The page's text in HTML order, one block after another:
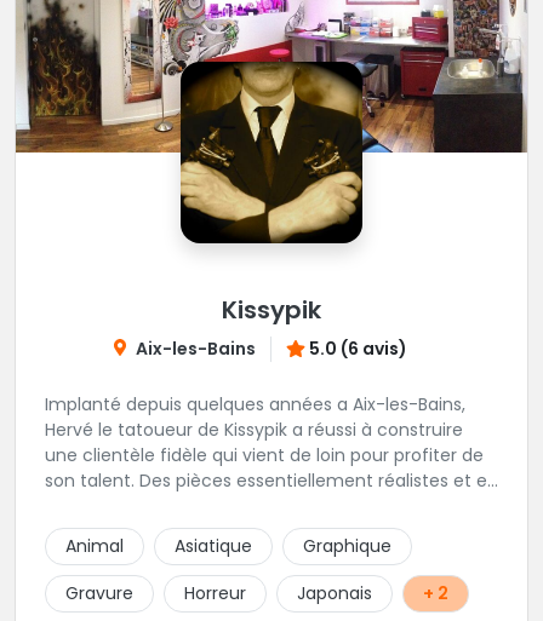
Kissypik
Aix-les-Bains 5.0 (6 avis)
Implanté depuis quelques années a Aix-les-Bains,
Hervé le tatoueur de Kissypik a réussi à construire
une clientèle fidèle qui vient de loin pour profiter de
son talent. Des pièces essentiellement réalistes et en
pas l'adresse? C'est normal, Hervé préfère que vous
l'appeliez avant de passer au studio... pour éviter les
moment de rush. Une adresse secrète donc...mais
excellente.
Animal Asiatique
Graphique
Gravure
Horreur Japonais + 2